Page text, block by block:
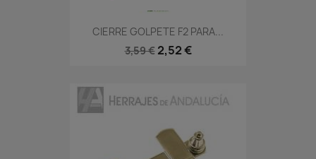
CIERRE GOLPETE F2 PARA...
3,59 € 2,52 €